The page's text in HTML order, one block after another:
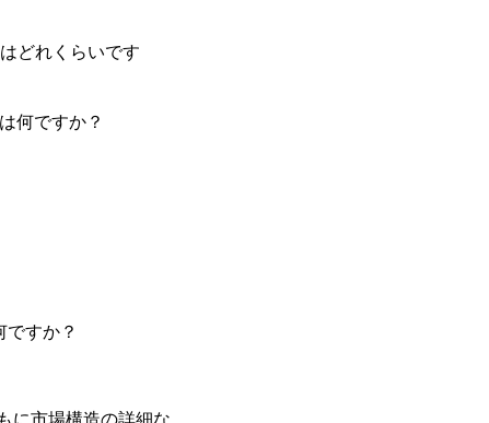
どれくらいです
何ですか？
すか？
に市場構造の詳細な